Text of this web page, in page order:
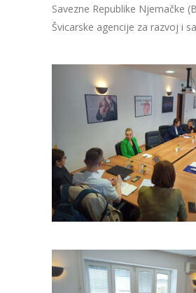
Savezne Republike Njemačke
Švicarske agencije za razvoj i